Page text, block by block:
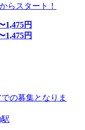
らスタート！
1,475円
1,475円
の募集となりま